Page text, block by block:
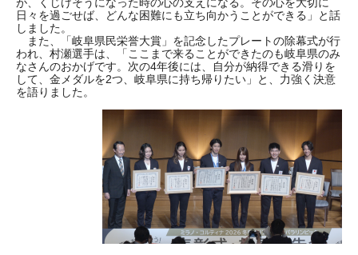
が、くじけそうになった時の心の支えになる。その心を大切に
日々を過ごせば、どんな困難にも立ち向かうことができる」と話
しました。
また、「岐阜県民栄誉大賞」を記念したプレートの除幕式が行
われ、村瀬選手は、「ここまで来ることができたのも岐阜県のみ
なさんのおかげです。次の4年後には、自分が納得できる滑りを
して、金メダルを2つ、岐阜県に持ち帰りたい」と、力強く決意
を語りました。